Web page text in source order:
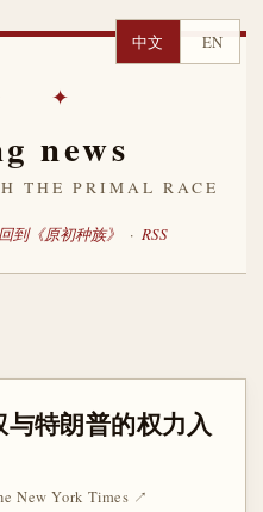
中文 EN
✦
news
THE PRIMAL RACE
回到《原初种族》 · RSS
特朗普的权力入
New York Times ↗